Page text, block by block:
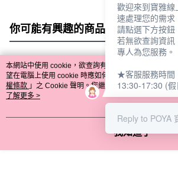
你可能有興趣的商品 全站排行
熱門標籤
本網站中使用 cookie，欲查詢有關本網站使用 cookie
望在電腦上使用 cookie 時應如何變更電腦的 cookie 設
權條款 」之 Cookie 聲明。您繼續使用本網站即表示
用條款之 Cookie 聲明使用 cookie。
了解更多 >
我知道了
歡迎來到寶雅線
速處理您的需求
請點選下方按鈕
若無欲查詢資訊
專人為您服務。
★客服服務時間
13:30-17:30 (
Reply to POYA